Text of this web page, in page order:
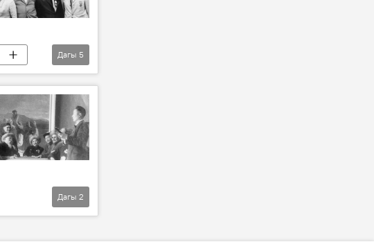
Дагы 5
Дагы 2